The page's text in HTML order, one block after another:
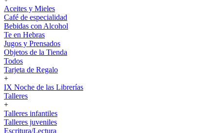
Aceites y Mieles
Café de especialidad
Bebidas con Alcohol
Te en Hebras
Jugos y Prensados
Objetos de la Tienda
Todos
Tarjeta de Regalo
+
IX Noche de las Librerías
Talleres
+
Talleres infantiles
Talleres juveniles
Escritura/Lectura